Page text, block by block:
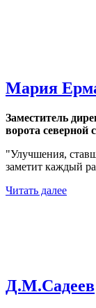
Мария
Заместитель
ворота северной
"Улучшения,
заметит каждый
Читать далее
Д.М.Садеев